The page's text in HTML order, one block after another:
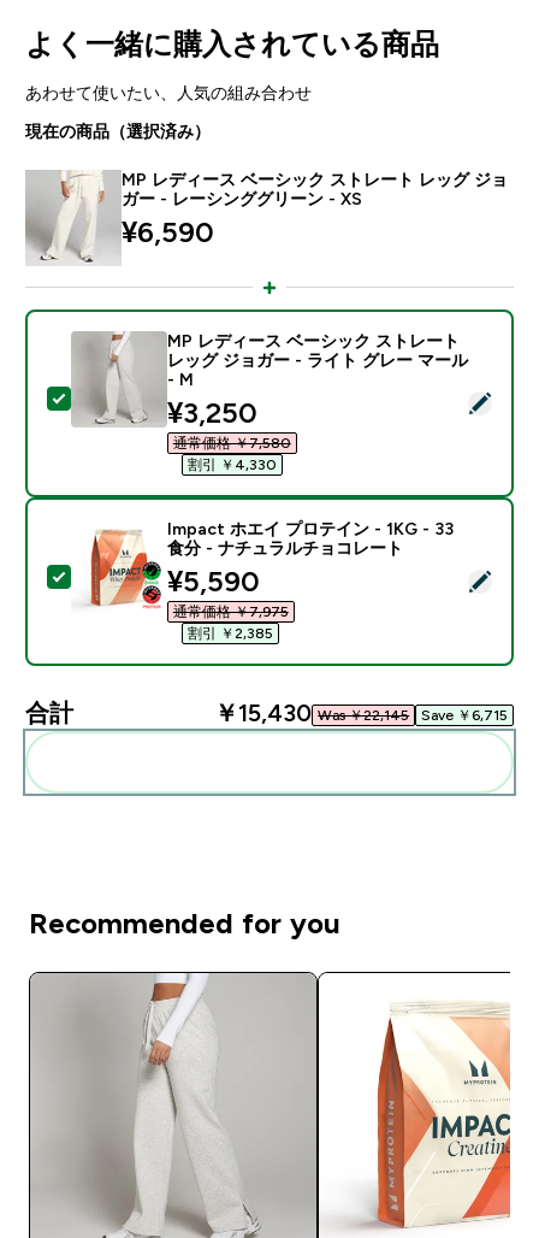
よく一緒に購入されている商品
あわせて使いたい、人気の組み合わせ
現在の商品（選択済み）
MP レディース ベーシック ストレート レッグ ジョ
ガー - レーシンググリーン - XS
¥6,590‎
この商品を選択 - MP レディース ベーシック ストレ
MP レディース ベーシック ストレート
レッグ ジョガー - ライト グレー マール
- M
discounted price
¥3,250‎
通常価格 ￥7,580‎
割引 ￥4,330‎
この商品を選択 - Impact ホエイ プロテイン - 1KG -
Impact ホエイ プロテイン - 1KG - 33
食分 - ナチュラルチョコレート
discounted price
¥5,590‎
通常価格 ￥7,975‎
割引 ￥2,385‎
合計 ￥15,430‎ Was ￥22,145‎ Save ￥6,715‎
Recommended for you